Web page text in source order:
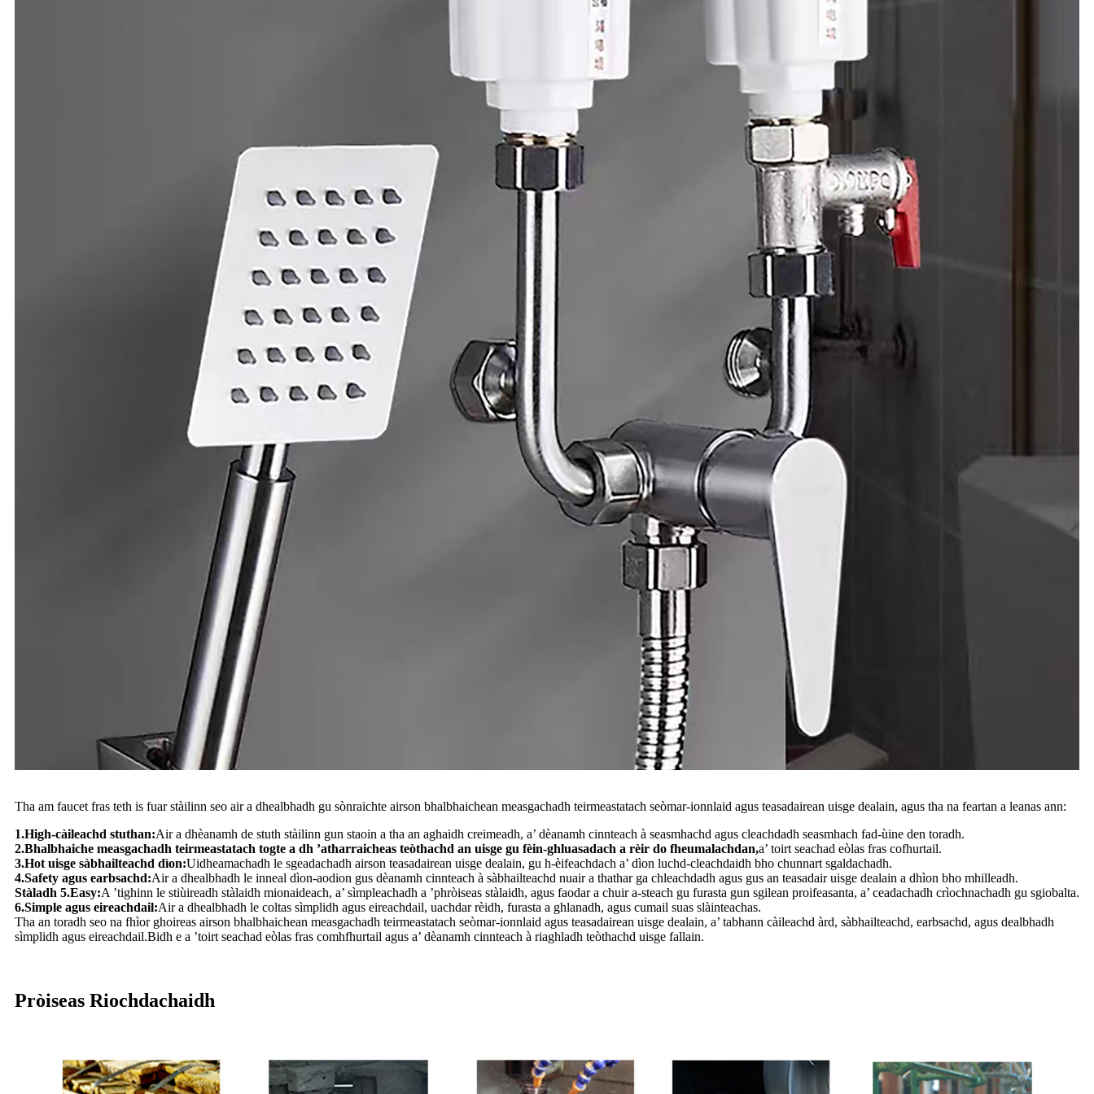
Tha am faucet fras teth is fuar stàilinn seo air a dhealbhadh gu sònraichte airson bhalbhaichean measgachadh teirmeastatach seòmar-ionnlaid agus teasadairean uisge dealain, agus tha na feartan a leanas ann:
1.High-càileachd stuthan:Air a dhèanamh de stuth stàilinn gun staoin a tha an aghaidh creimeadh, a’ dèanamh cinnteach à seasmhachd agus cleachdadh seasmhach fad-ùine den toradh.
2.Bhalbhaiche measgachadh teirmeastatach togte a dh ’atharraicheas teòthachd an uisge gu fèin-ghluasadach a rèir do fheumalachdan,a’ toirt seachad eòlas fras cofhurtail.
3.Hot uisge sàbhailteachd dìon:Uidheamachadh le sgeadachadh airson teasadairean uisge dealain, gu h-èifeachdach a’ dìon luchd-cleachdaidh bho chunnart sgaldachadh.
4.Safety agus earbsachd:Air a dhealbhadh le inneal dìon-aodion gus dèanamh cinnteach à sàbhailteachd nuair a thathar ga chleachdadh agus gus an teasadair uisge dealain a dhìon bho mhilleadh.
Stàladh 5.Easy:A ’tighinn le stiùireadh stàlaidh mionaideach, a’ sìmpleachadh a ’phròiseas stàlaidh, agus faodar a chuir a-steach gu furasta gun sgilean proifeasanta, a’ ceadachadh crìochnachadh gu sgiobalta.
6.Simple agus eireachdail:Air a dhealbhadh le coltas sìmplidh agus eireachdail, uachdar rèidh, furasta a ghlanadh, agus cumail suas slàinteachas.
Tha an toradh seo na fhìor ghoireas airson bhalbhaichean measgachadh teirmeastatach seòmar-ionnlaid agus teasadairean uisge dealain, a’ tabhann càileachd àrd, sàbhailteachd, earbsachd, agus dealbhadh
sìmplidh agus eireachdail.Bidh e a ’toirt seachad eòlas fras comhfhurtail agus a’ dèanamh cinnteach à riaghladh teòthachd uisge fallain.
Pròiseas Riochdachaidh